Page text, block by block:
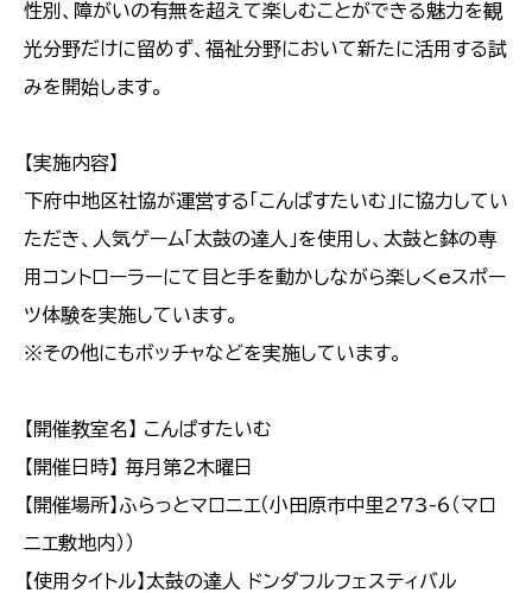
性別、障がいの有無を超えて楽しむことができる魅力を観
光分野だけに留めず、福祉分野において新たに活用する試
みを開始します。
【実施内容】
下府中地区社協が運営する「こんぱすたいむ」に協力してい
ただき、人気ゲーム「太鼓の達人」を使用し、太鼓と鉢の専
用コントローラーにて目と手を動かしながら楽しくeスポー
ツ体験を実施しています。
※その他にもボッチャなどを実施しています。
【開催教室名】 こんぱすたいむ
【開催日時】 毎月第２木曜日
【開催場所】ふらっとマロニエ（小田原市中里273-6（マロ
ニエ敷地内））
【使用タイトル】太鼓の達人 ドンダフルフェスティバル